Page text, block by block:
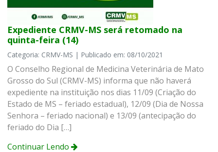
Expediente CRMV-MS será retomado na
quinta-feira (14)
Categoria: CRMV-MS | Publicado em: 08/10/2021
O Conselho Regional de Medicina Veterinária de Mato
Grosso do Sul (CRMV-MS) informa que não haverá
expediente na instituição nos dias 11/09 (Criação do
Estado de MS – feriado estadual), 12/09 (Dia de Nossa
Senhora – feriado nacional) e 13/09 (antecipação do
feriado do Dia […]
Continuar Lendo